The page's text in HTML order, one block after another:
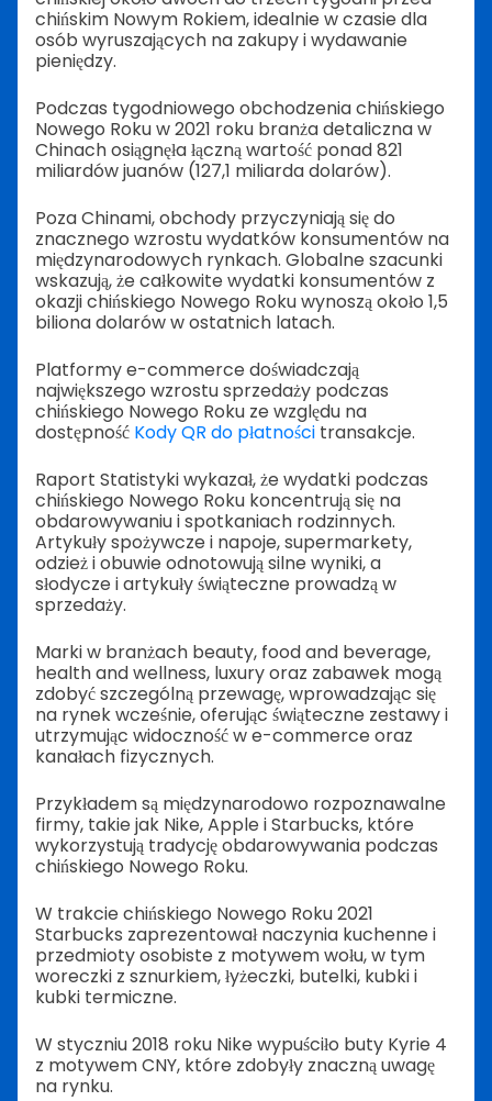
chińskim Nowym Rokiem, idealnie w czasie dla
osób wyruszających na zakupy i wydawanie
pieniędzy.
Podczas tygodniowego obchodzenia chińskiego
Nowego Roku w 2021 roku branża detaliczna w
Chinach osiągnęła łączną wartość ponad 821
miliardów juanów (127,1 miliarda dolarów).
Poza Chinami, obchody przyczyniają się do
znacznego wzrostu wydatków konsumentów na
międzynarodowych rynkach. Globalne szacunki
wskazują, że całkowite wydatki konsumentów z
okazji chińskiego Nowego Roku wynoszą około 1,5
biliona dolarów w ostatnich latach.
Platformy e-commerce doświadczają
największego wzrostu sprzedaży podczas
chińskiego Nowego Roku ze względu na
dostępność Kody QR do płatności transakcje.
Raport Statistyki wykazał, że wydatki podczas
chińskiego Nowego Roku koncentrują się na
obdarowywaniu i spotkaniach rodzinnych.
Artykuły spożywcze i napoje, supermarkety,
odzież i obuwie odnotowują silne wyniki, a
słodycze i artykuły świąteczne prowadzą w
sprzedaży.
Marki w branżach beauty, food and beverage,
health and wellness, luxury oraz zabawek mogą
zdobyć szczególną przewagę, wprowadzając się
na rynek wcześnie, oferując świąteczne zestawy i
utrzymując widoczność w e-commerce oraz
kanałach fizycznych.
Przykładem są międzynarodowo rozpoznawalne
firmy, takie jak Nike, Apple i Starbucks, które
wykorzystują tradycję obdarowywania podczas
chińskiego Nowego Roku.
W trakcie chińskiego Nowego Roku 2021
Starbucks zaprezentował naczynia kuchenne i
przedmioty osobiste z motywem wołu, w tym
woreczki z sznurkiem, łyżeczki, butelki, kubki i
kubki termiczne.
W styczniu 2018 roku Nike wypuściło buty Kyrie 4
z motywem CNY, które zdobyły znaczną uwagę
na rynku.